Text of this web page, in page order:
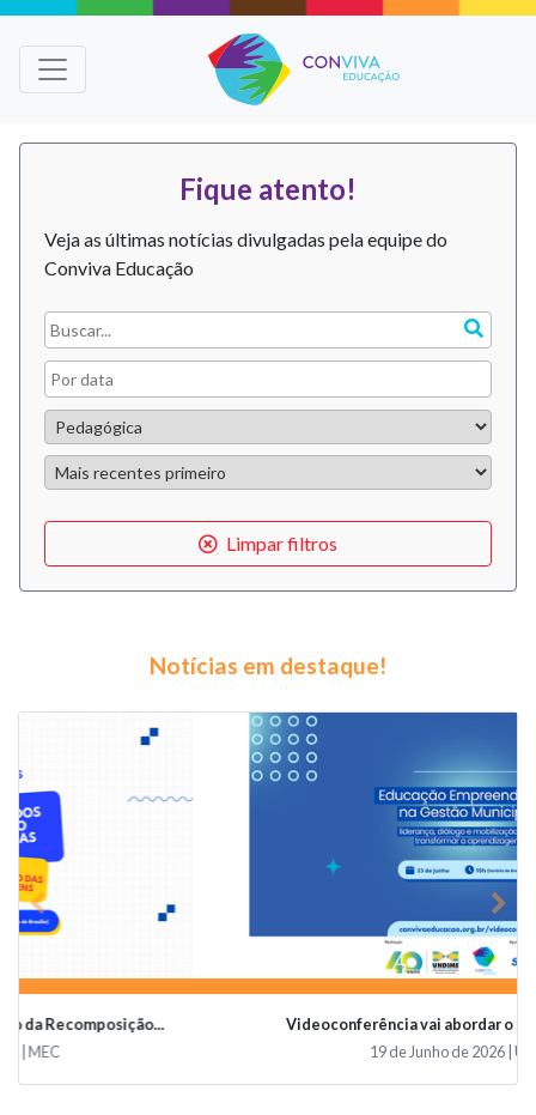
Fique atento!
Veja as últimas notícias divulgadas pela equipe do
Conviva Educação
Limpar filtros
Notícias em destaque!
Videoconferência vai abordar o papel da educaçã...
Previous